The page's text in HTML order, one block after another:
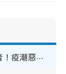
奪命寄生蟲｜食生菜狂瀉首現死者！疫潮惡化錄1.8萬宗病例 揭洗菜3大謬誤